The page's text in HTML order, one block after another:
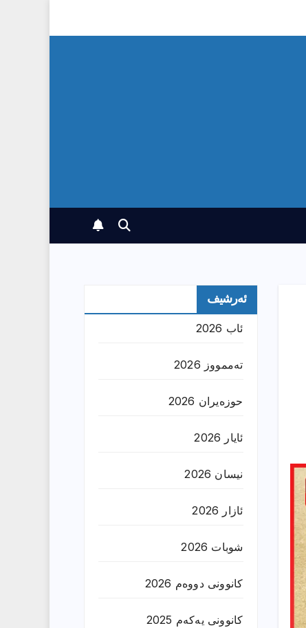
ئەرشیف
ئاب 2026
تەممووز 2026
حوزه‌یران 2026
ئایار 2026
نیسان 2026
ئازار 2026
شوبات 2026
کانوونی دووەم 2026
کانوونی یەکەم 2025